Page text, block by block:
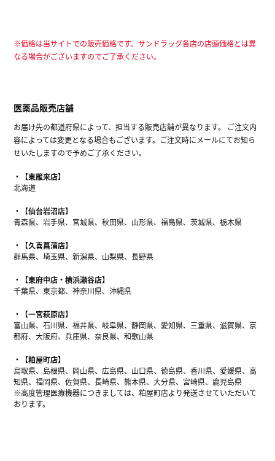
※価格は当サイトでの販売価格です。サンドラッグ各店の店頭価格とは異
なる場合がございますのでご了承ください。
医薬品販売店舗
お届け先の都道府県によって、担当する販売店舗が異なります。 ご注文内
容によっては変更となる場合もございます。ご注文時にメールにてお知ら
せいたしますので予めご了承ください。
【東雁来店】
北海道
【仙台岩沼店】
青森県、岩手県、宮城県、秋田県、山形県、福島県、茨城県、栃木県
【久喜菖蒲店】
群馬県、埼玉県、新潟県、山梨県、長野県
【東府中店・横浜瀬谷店】
千葉県、東京都、神奈川県、沖縄県
【一宮萩原店】
富山県、石川県、福井県、岐阜県、静岡県、愛知県、三重県、滋賀県、京
都府、大阪府、兵庫県、奈良県、和歌山県
【粕屋町店】
鳥取県、島根県、岡山県、広島県、山口県、徳島県、香川県、愛媛県、高
知県、福岡県、佐賀県、長崎県、熊本県、大分県、宮崎県、鹿児島県
※高度管理医療機器につきましては、粕屋町店より発送させていただいて
おります。